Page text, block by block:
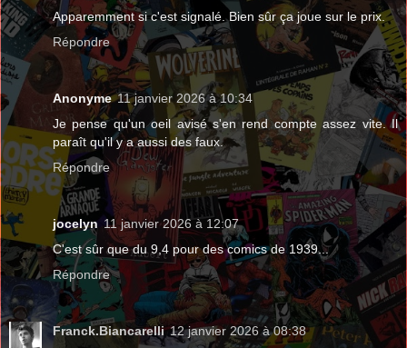
Apparemment si c'est signalé. Bien sûr ça joue sur le prix.
Répondre
Anonyme 11 janvier 2026 à 10:34
Je pense qu'un oeil avisé s'en rend compte assez vite. Il
paraît qu'il y a aussi des faux.
Répondre
jocelyn 11 janvier 2026 à 12:07
C'est sûr que du 9,4 pour des comics de 1939...
Répondre
Franck.Biancarelli 12 janvier 2026 à 08:38